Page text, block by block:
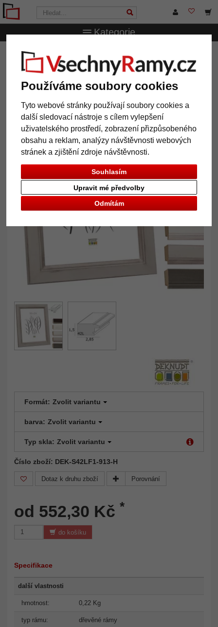
Používáme soubory cookies
Tyto webové stránky používají soubory cookies a
další sledovací nástroje s cílem vylepšení
uživatelského prostředí, zobrazení přizpůsobeného
obsahu a reklam, analýzy návštěvnosti webových
stránek a zjištění zdroje návštěvnosti.
Souhlasím
Odmítám
Upravit mé předvolby
Kategorie
VsechnRamy.cz Formáty rámů
rám Manon
Dřevěný rám Manon
Formát: Zvolit variantu
barva: Zvolit variantu
Typ skla: Zvolit variantu
Číslo zboží: DEK-S42LF1-913-H
Dotaz k druhu zboží Porovnání
od 552,30 Kč *
do košíku
Specifikace
další vlastnosti
hmotnost: 0,22 Kg
typ rámu: dřevěné rámy